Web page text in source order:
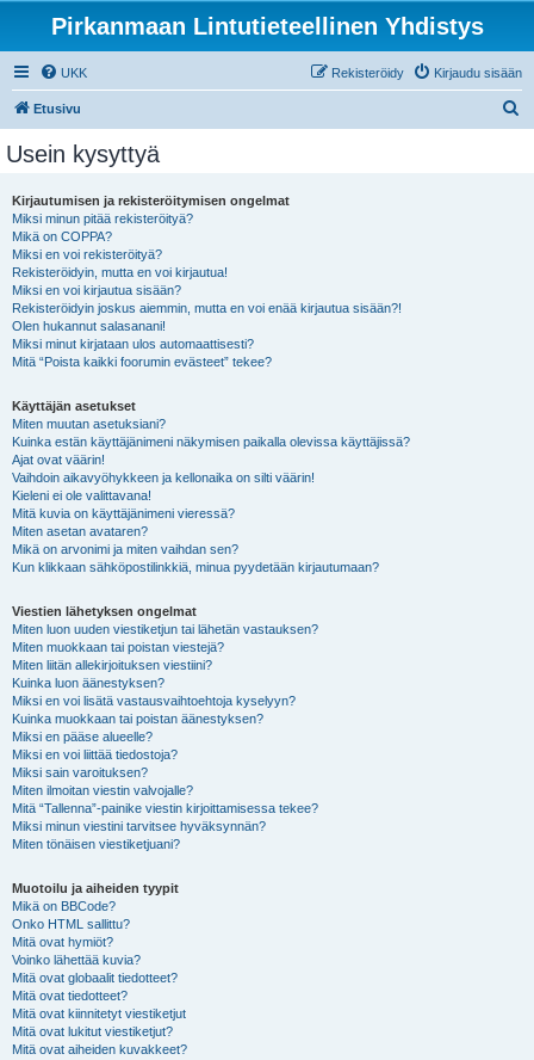
Pirkanmaan Lintutieteellinen Yhdistys
UKK Kirjaudu sisään
Rekisteröidy
Etusivu
Usein kysyttyä
Kirjautumisen ja rekisteröitymisen ongelmat
Miksi minun pitää rekisteröityä?
Mikä on COPPA?
Miksi en voi rekisteröityä?
Rekisteröidyin, mutta en voi kirjautua!
Miksi en voi kirjautua sisään?
Rekisteröidyin joskus aiemmin, mutta en voi enää kirjautua sisään?!
Olen hukannut salasanani!
Miksi minut kirjataan ulos automaattisesti?
Mitä “Poista kaikki foorumin evästeet” tekee?
Käyttäjän asetukset
Miten muutan asetuksiani?
Kuinka estän käyttäjänimeni näkymisen paikalla olevissa käyttäjissä?
Ajat ovat väärin!
Vaihdoin aikavyöhykkeen ja kellonaika on silti väärin!
Kieleni ei ole valittavana!
Mitä kuvia on käyttäjänimeni vieressä?
Miten asetan avataren?
Mikä on arvonimi ja miten vaihdan sen?
Kun klikkaan sähköpostilinkkiä, minua pyydetään kirjautumaan?
Viestien lähetyksen ongelmat
Miten luon uuden viestiketjun tai lähetän vastauksen?
Miten muokkaan tai poistan viestejä?
Miten liitän allekirjoituksen viestiini?
Kuinka luon äänestyksen?
Miksi en voi lisätä vastausvaihtoehtoja kyselyyn?
Kuinka muokkaan tai poistan äänestyksen?
Miksi en pääse alueelle?
Miksi en voi liittää tiedostoja?
Miksi sain varoituksen?
Miten ilmoitan viestin valvojalle?
Mitä “Tallenna”-painike viestin kirjoittamisessa tekee?
Miksi minun viestini tarvitsee hyväksynnän?
Miten tönäisen viestiketjuani?
Muotoilu ja aiheiden tyypit
Mikä on BBCode?
Onko HTML sallittu?
Mitä ovat hymiöt?
Voinko lähettää kuvia?
Mitä ovat globaalit tiedotteet?
Mitä ovat tiedotteet?
Mitä ovat kiinnitetyt viestiketjut
Mitä ovat lukitut viestiketjut?
Mitä ovat aiheiden kuvakkeet?